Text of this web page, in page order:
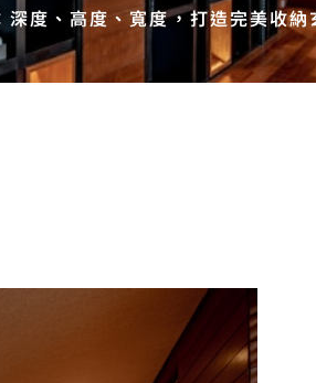
深度、高度、寬度，打造完美收納